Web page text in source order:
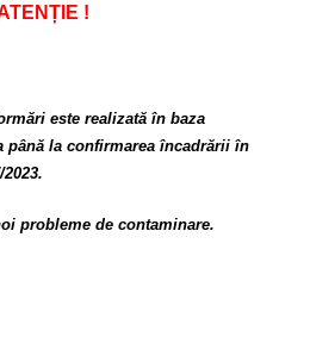
!
este realizată în baza
până la confirmarea încadrării în
probleme de contaminare.